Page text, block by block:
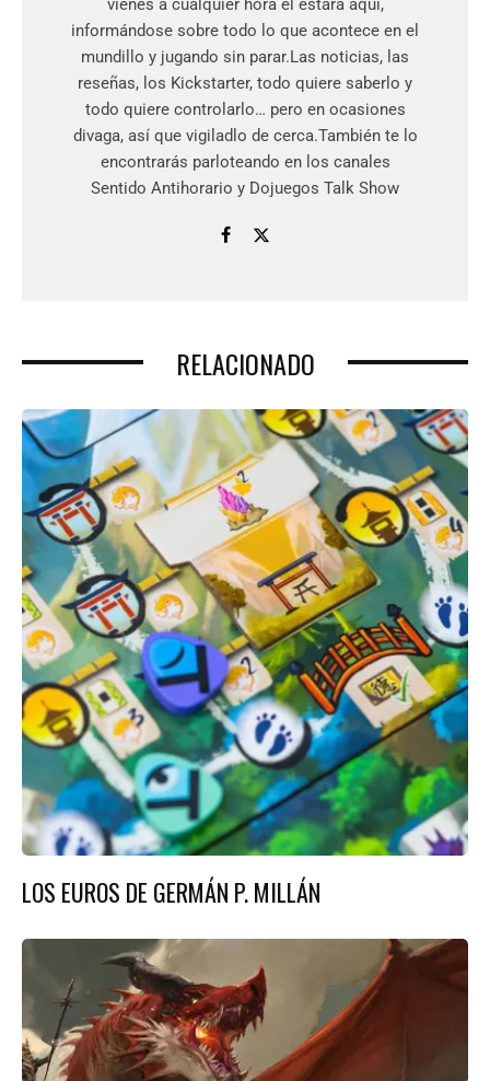
vienes a cualquier hora él estará aquí,
informándose sobre todo lo que acontece en el
mundillo y jugando sin parar.Las noticias, las
reseñas, los Kickstarter, todo quiere saberlo y
todo quiere controlarlo… pero en ocasiones
divaga, así que vigiladlo de cerca.También te lo
encontrarás parloteando en los canales
Sentido Antihorario y Dojuegos Talk Show
RELACIONADO
LOS EUROS DE GERMÁN P. MILLÁN